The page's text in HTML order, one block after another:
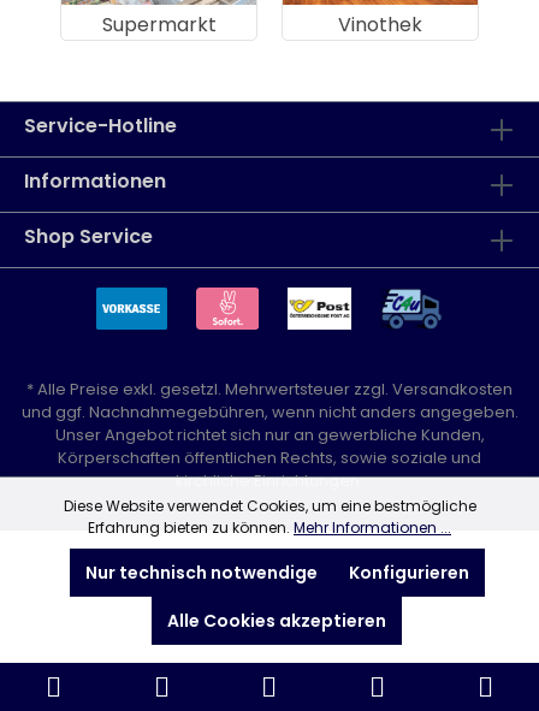
Supermarkt Vinothek
Service-Hotline
Informationen
Shop Service
* Alle Preise exkl. gesetzl. Mehrwertsteuer zzgl. Versandkosten
und ggf. Nachnahmegebühren, wenn nicht anders angegeben.
Unser Angebot richtet sich nur an gewerbliche Kunden,
Körperschaften öffentlichen Rechts, sowie soziale und
kirchliche Einrichtungen.
Diese Website verwendet Cookies, um eine bestmögliche
Erfahrung bieten zu können. Mehr Informationen ...
Nur technisch notwendige
Konfigurieren
Alle Cookies akzeptieren